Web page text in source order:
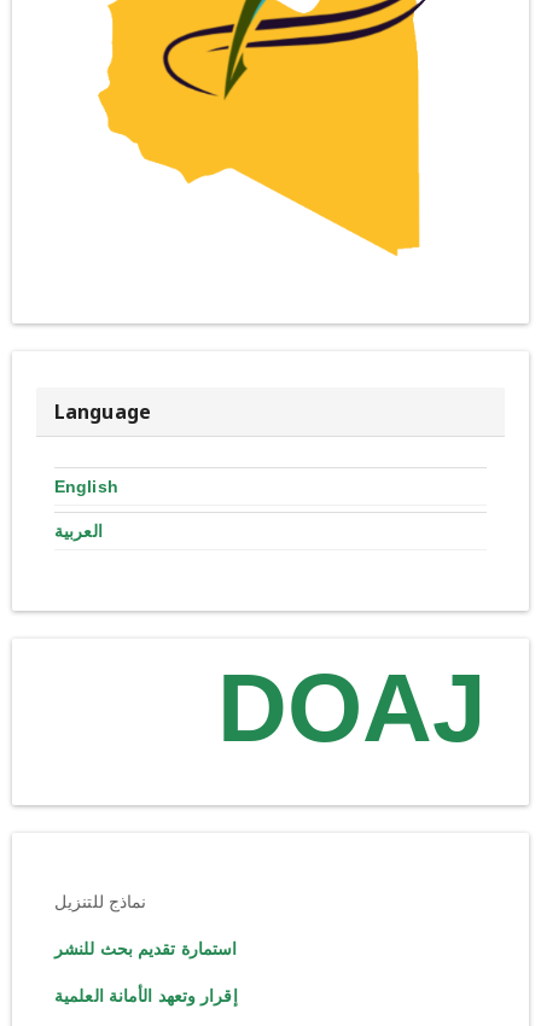
Language
English
العربية
DOAJ
نماذج للتنزيل
استمارة تقديم بحث للنشر
إقرار وتعهد الأمانة العلمية